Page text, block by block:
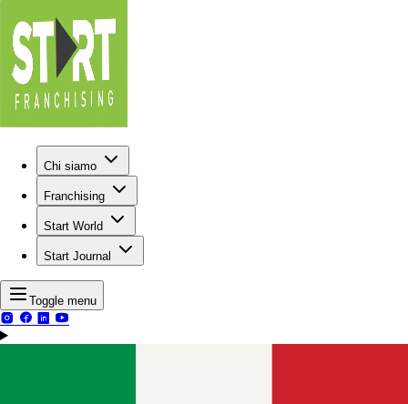
Chi siamo
Franchising
Start World
Start Journal
Toggle menu